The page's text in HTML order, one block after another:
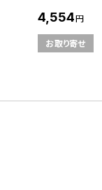
4,554円
お取り寄せ